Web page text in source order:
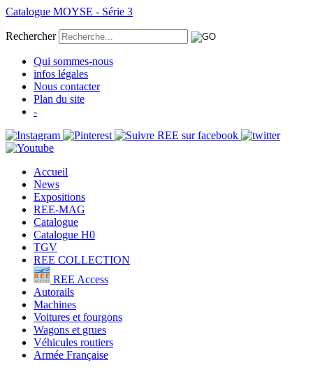
Catalogue MOYSE - Série 3
Rechercher
Qui sommes-nous
infos légales
Nous contacter
Plan du site
-
Accueil
News
Expositions
REE-MAG
Catalogue
Catalogue H0
TGV
REE COLLECTION
REE Access
Autorails
Machines
Voitures et fourgons
Wagons et grues
Véhicules routiers
Armée Française